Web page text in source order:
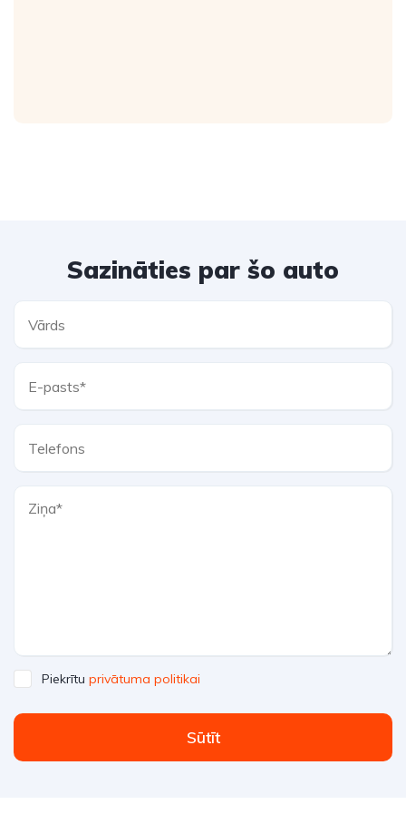
Sazināties par šo auto
Piekrītu privātuma politikai
Sūtīt